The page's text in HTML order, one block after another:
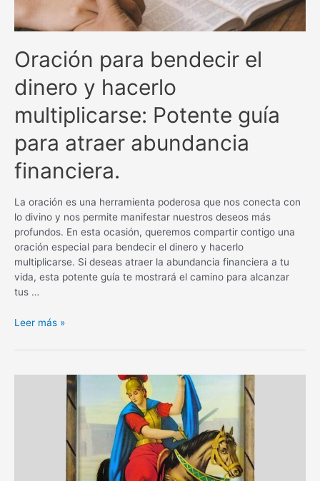
Oración para bendecir el
dinero y hacerlo
multiplicarse: Potente guía
para atraer abundancia
financiera.
La oración es una herramienta poderosa que nos conecta con
lo divino y nos permite manifestar nuestros deseos más
profundos. En esta ocasión, queremos compartir contigo una
oración especial para bendecir el dinero y hacerlo
multiplicarse. Si deseas atraer la abundancia financiera a tu
vida, esta potente guía te mostrará el camino para alcanzar
tus …
Oración
bendecir
multiplicarse:
Leer más »